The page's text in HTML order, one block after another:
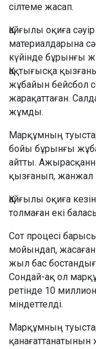
сілтеме жасап.
Қайғылы оқиға
материалдарына
күйінде бұрынғы
Қақтығысқа
жұбайын бейсбол
жарақаттаған.
жұмды.
Марқұмның
бойы бұрынғы
айтты.
қызғанып,
Қайғылы оқиға
толмаған екі
Сот процесі
мойындап, жасаған
жыл бас
Сондай-ақ ол
ретінде 10
міндеттелді.
Марқұмның
қанағаттанатынын